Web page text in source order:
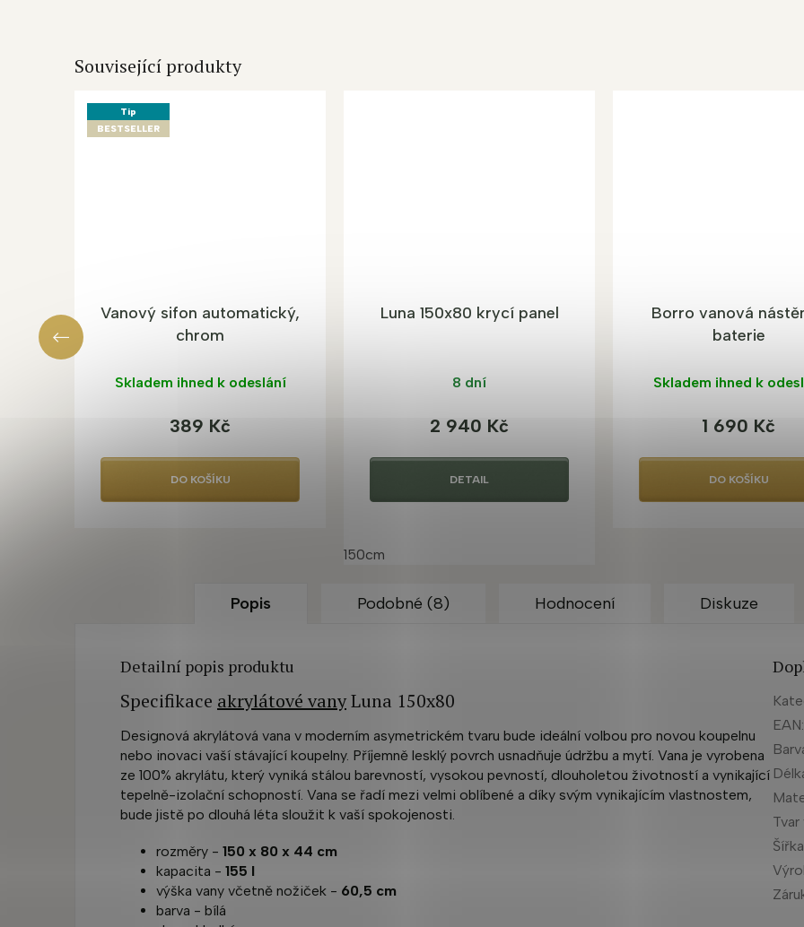
Související produkty
Tip
BESTSELLER
Vanový sifon automatický,
chrom
Skladem ihned k odeslání
389 Kč
DO KOŠÍKU
Luna 150x80 krycí panel
8 dní
2 940 Kč
DETAIL
150cm
Borro vanová
baterie
Skladem ihned k
1 690 Kč
DO KOŠÍKU
Popis Podobné (8) Hodnocení Diskuze
Detailní popis produktu
Specifikace akrylátové vanyLuna 150x80
Designová akrylátová vana v moderním asymetrickém tvaru bude ideální volbou pro novou koupelnu
nebo inovaci vaší stávající koupelny. Příjemně lesklý povrch usnadňuje údržbu a mytí. Vana je vyrobena
ze 100% akrylátu, který vyniká stálou barevností, vysokou pevností, dlouholetou životností a vynikající
tepelně-izolační schopností. Vana se řadí mezi velmi oblíbené a díky svým vynikajícím vlastnostem,
bude jistě po dlouhá léta sloužit k vaší spokojenosti.
rozměry - 150 x 80 x 44 cm
kapacita - 155 l
výška vany včetně nožiček - 60,5 cm
barva - bílá
EAN:
Tvar